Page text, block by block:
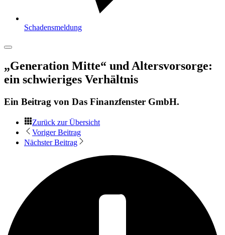
Schadensmeldung
„Generation Mitte“ und Altersvorsorge:
ein schwieriges Verhältnis
Ein Beitrag von Das Finanzfenster GmbH.
Zurück zur Übersicht
Voriger Beitrag
Nächster Beitrag